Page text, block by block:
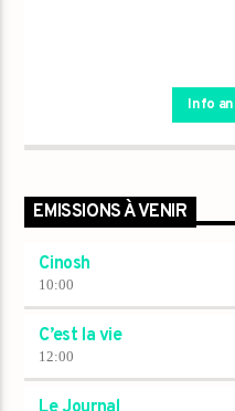
Info
EMISSIONS À VENIR
Cinosh
10:00
C’est la vie
12:00